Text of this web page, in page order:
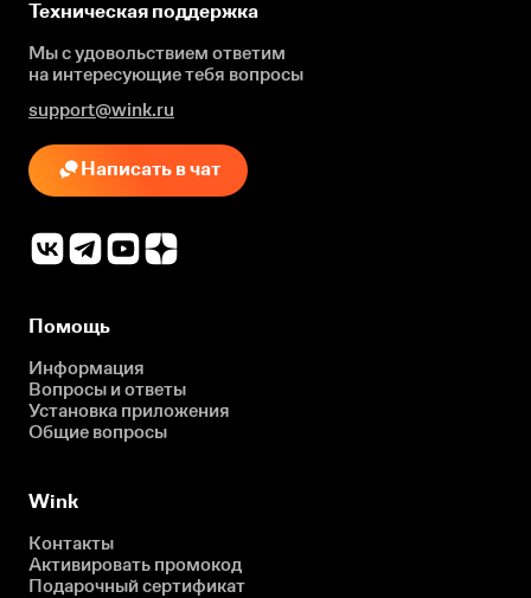
Техническая поддержка
Мы с удовольствием ответим
на интересующиетебя вопросы
support@wink.ru
Написать в чат
Помощь
Информация
Вопросы и ответы
Установка приложения
Общие вопросы
Wink
Контакты
Активировать промокод
Подарочный сертификат